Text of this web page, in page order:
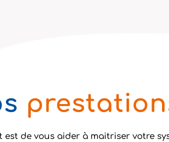
est de vous aider à maitriser votre